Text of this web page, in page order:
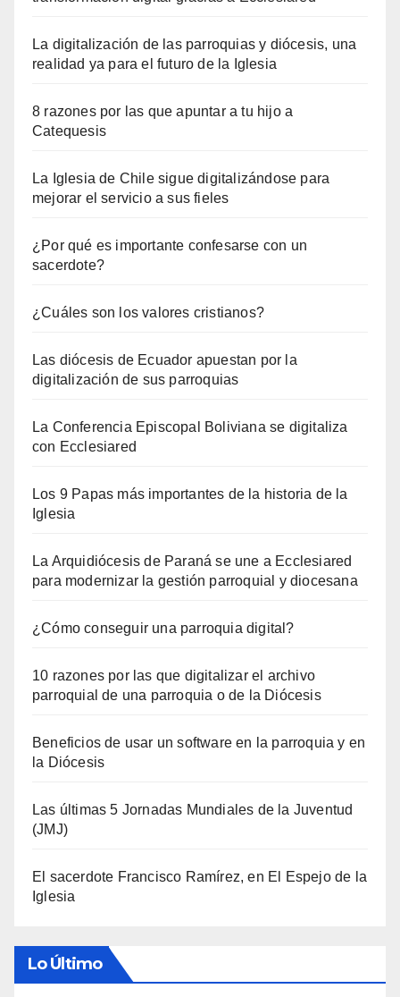
La digitalización de las parroquias y diócesis, una
realidad ya para el futuro de la Iglesia
8 razones por las que apuntar a tu hijo a
Catequesis
La Iglesia de Chile sigue digitalizándose para
mejorar el servicio a sus fieles
¿Por qué es importante confesarse con un
sacerdote?
¿Cuáles son los valores cristianos?
Las diócesis de Ecuador apuestan por la
digitalización de sus parroquias
La Conferencia Episcopal Boliviana se digitaliza
con Ecclesiared
Los 9 Papas más importantes de la historia de la
Iglesia
La Arquidiócesis de Paraná se une a Ecclesiared
para modernizar la gestión parroquial y diocesana
¿Cómo conseguir una parroquia digital?
10 razones por las que digitalizar el archivo
parroquial de una parroquia o de la Diócesis
Beneficios de usar un software en la parroquia y en
la Diócesis
Las últimas 5 Jornadas Mundiales de la Juventud
(JMJ)
El sacerdote Francisco Ramírez, en El Espejo de la
Iglesia
Lo Último